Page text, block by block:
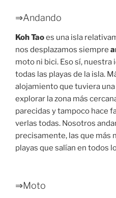
⇒Andando
Koh Taoes una isla
nos desplazamos siempre
moto ni bici. Eso sí, nuestra
todas las playas de la isla.
alojamiento que tuviera una
explorar la zona más
parecidas y tampoco hace
verlas todas. Nosotros
precisamente, las que más
playas que salían en todos
⇒Moto